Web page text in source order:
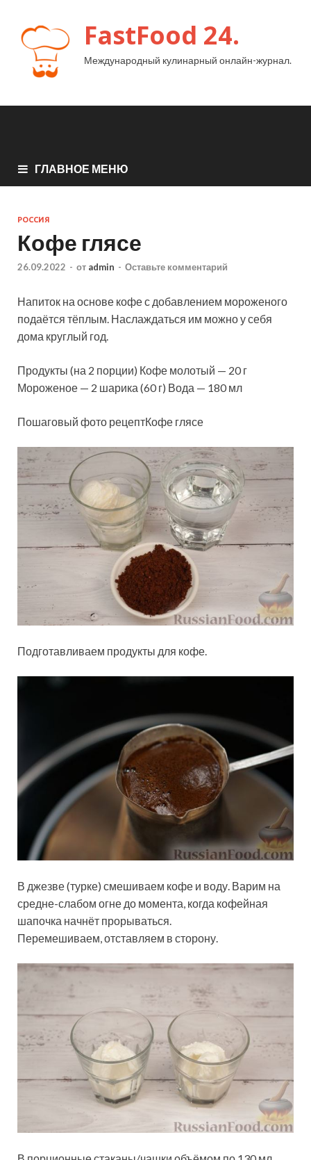
FastFood 24.
Международный кулинарный онлайн-журнал.
ГЛАВНОЕ МЕНЮ
РОССИЯ
Кофе глясе
26.09.2022 - от admin - Оставьте комментарий
Напиток на основе кофе с добавлением мороженого
подаётся тёплым. Наслаждаться им можно у себя
дома круглый год.
Продукты (на 2 порции) Кофе молотый — 20 г
Мороженое — 2 шарика (60 г) Вода — 180 мл
Пошаговый фото рецептКофе глясе
Подготавливаем продукты для кофе.
В джезве (турке) смешиваем кофе и воду. Варим на
средне-слабом огне до момента, когда кофейная
шапочка начнёт прорываться.
Перемешиваем, отставляем в сторону.